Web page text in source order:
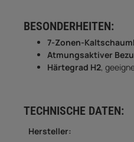
BESONDERHEITEN:
7-Zonen-
Atmungsaktiver
Härtegrad H2,
TECHNISCHE DATEN:
Hersteller: